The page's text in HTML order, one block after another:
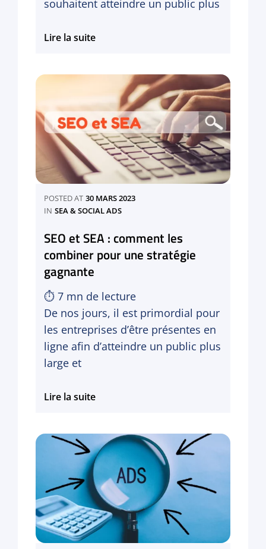
souhaitent atteindre un public plus
Lire la suiteComment
nouveaux
avec
le
marketing
d’influence
?
POSTED AT 30 MARS 2023
IN CATEGORIES
SEA & SOCIAL ADS
SEO et SEA : comment les
combiner pour une stratégie
gagnante
⏱ 7 mn de lecture
De nos jours, il est primordial pour
les entreprises d’être présentes en
ligne afin d’atteindre un public plus
large et
Lire la suiteSEO
:
comment
les
combiner
pour
une
stratégie
gagnante